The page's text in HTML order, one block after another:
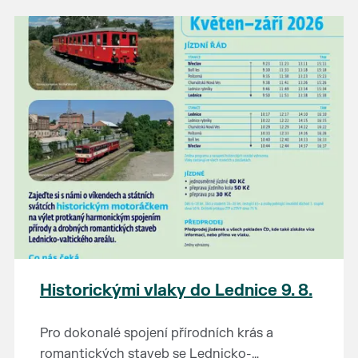
Prodejce prosíme tradičně o příchod 30
minut před začátkem, aby si vše na
prodejních místech stihli přichystat. Pokud
plánujete přijít a chcete rezervovat prodejní
místo, potvrďte prosím účast přes email
petr.vlasak@breclav.eu nebo zde v události,
ať víme, s kolika lidmi máme počítat. Počet
prodejních míst je omezen.
Těšíme se jako vždy!
Historickými vlaky do Lednice 9. 8.
Pro dokonalé spojení přírodních krás a
romantických staveb se Lednicko-